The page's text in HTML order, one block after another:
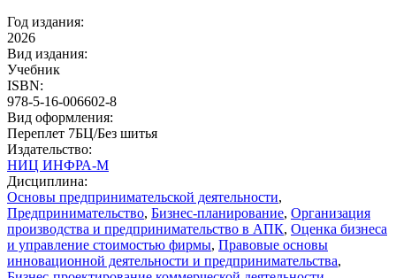
Год издания:
2026
Вид издания:
Учебник
ISBN:
978-5-16-006602-8
Вид оформления:
Переплет 7БЦ/Без шитья
Издательство:
НИЦ ИНФРА-М
Дисциплина:
Основы предпринимательской деятельности,
Предпринимательство, Бизнес-планирование, Организация
производства и предпринимательство в АПК, Оценка бизнеса
и управление стоимостью фирмы, Правовые основы
инновационной деятельности и предпринимательства,